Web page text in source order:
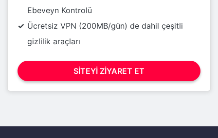
Ebeveyn Kontrolü
Ücretsiz VPN (200MB/gün) de dahil çeşitli
gizlilik araçları
SITEYI ZIYARET ET